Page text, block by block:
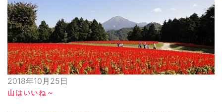
2018年10月25日
山はいいね～